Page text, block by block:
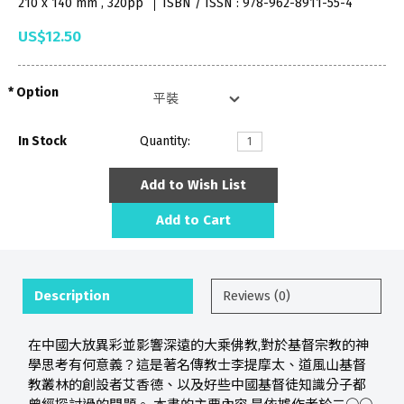
210 x 140 mm , 320pp ISBN / ISSN : 978-962-8911-55-4
US$12.50
Option
In Stock Quantity:
Add to Wish List
Add to Cart
Description Reviews (0)
在中國大放異彩並影響深遠的大乘佛教,對於基督宗教的神
學思考有何意義？這是著名傳教士李提摩太、道風山基督
教叢林的創設者艾香德、以及好些中國基督徒知識分子都